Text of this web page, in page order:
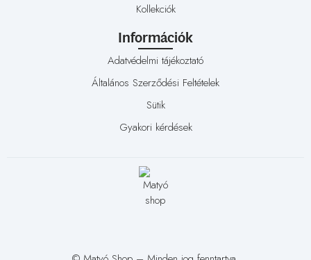
Kollekciók
Információk
Adatvédelmi tájékoztató
Általános Szerződési Feltételek
Sütik
Gyakori kérdések